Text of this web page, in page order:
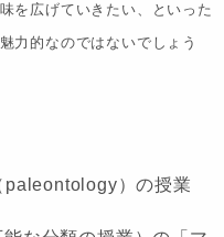
を広げていきたい、といった
力的なのではないでしょう
paleontology）の授業